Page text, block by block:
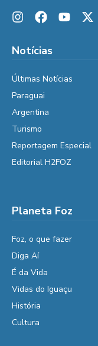
Notícias
Últimas Notícias
Paraguai
Argentina
Turismo
Reportagem Especial
Editorial H2FOZ
Planeta Foz
Foz, o que fazer
Diga Aí
É da Vida
Vidas do Iguaçu
História
Cultura